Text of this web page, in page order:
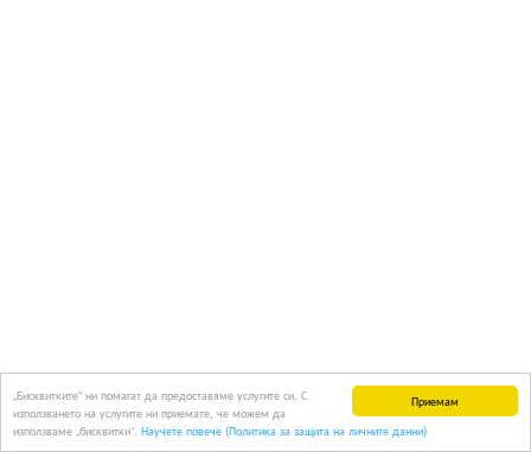
Приемам
„Бисквитките“ ни помагат да предоставяме услугите си. С
използването на услугите ни приемате, че можем да
използваме „бисквитки“. Научете повече (Политика за защита на личните данни)